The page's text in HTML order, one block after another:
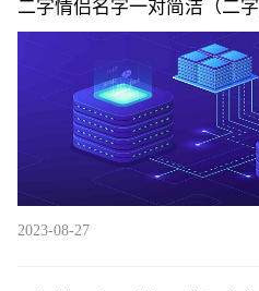
二字情侣名字一对简洁（二
2023-08-27